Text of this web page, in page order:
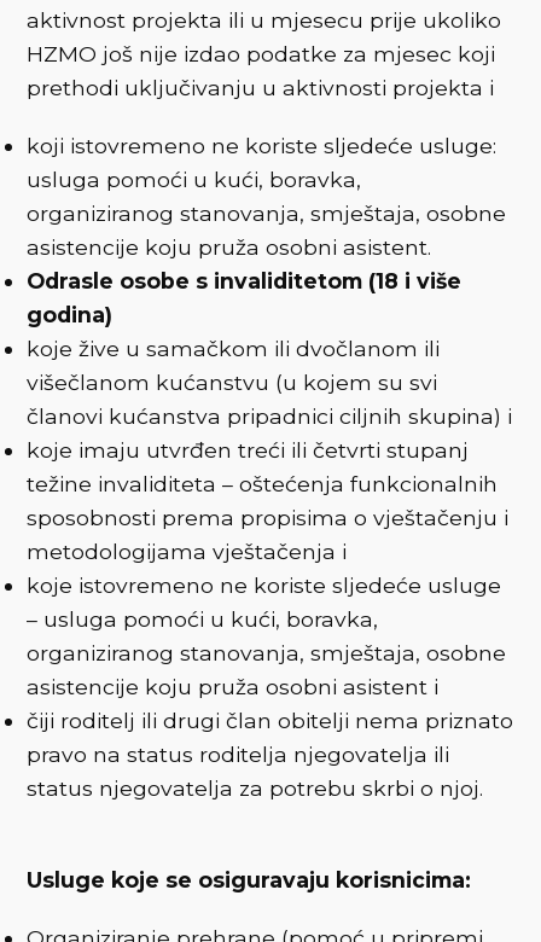
aktivnost projekta ili u mjesecu prije ukoliko
HZMO još nije izdao podatke za mjesec koji
prethodi uključivanju u aktivnosti projekta i
koji istovremeno ne koriste sljedeće usluge:
usluga pomoći u kući, boravka,
organiziranog stanovanja, smještaja, osobne
asistencije koju pruža osobni asistent.
Odrasle osobe s invaliditetom (18 i više
godina)
koje žive u samačkom ili dvočlanom ili
višečlanom kućanstvu (u kojem su svi
članovi kućanstva pripadnici ciljnih skupina) i
koje imaju utvrđen treći ili četvrti stupanj
težine invaliditeta – oštećenja funkcionalnih
sposobnosti prema propisima o vještačenju i
metodologijama vještačenja i
koje istovremeno ne koriste sljedeće usluge
– usluga pomoći u kući, boravka,
organiziranog stanovanja, smještaja, osobne
asistencije koju pruža osobni asistent i
čiji roditelj ili drugi član obitelji nema priznato
pravo na status roditelja njegovatelja ili
status njegovatelja za potrebu skrbi o njoj.
Usluge koje se osiguravaju korisnicima: